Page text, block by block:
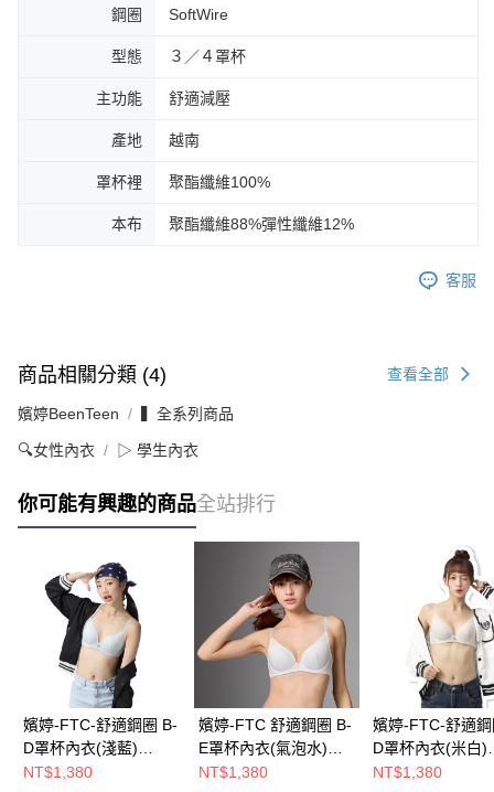
鋼圈 SoftWire
型態 ３／４罩杯
主功能 舒適減壓
產地 越南
罩杯裡 聚酯纖維100%
本布 聚酯纖維88%彈性纖維12%
客服
商品相關分類 (4) 查看全部
嬪婷BeenTeen ▍全系列商品
🔍女性內衣 ▷ 學生內衣
你可能有興趣的商品全站排行
嬪婷-FTC-舒適鋼圈 B-
D罩杯內衣(淺藍)
BB3696D3
NT$1,380
嬪婷-FTC 舒適鋼圈 B-
E罩杯內衣(氣泡水)
BB3684CR
NT$1,380
嬪婷-FTC-舒適
D罩杯內衣(米白)
BB3696CR
NT$1,380